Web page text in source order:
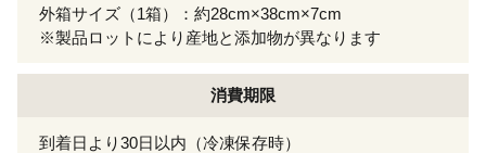
外箱サイズ（1箱）：約28cm×38cm×7cm
※製品ロットにより産地と添加物が異なります
消費期限
到着日より30日以内（冷凍保存時）